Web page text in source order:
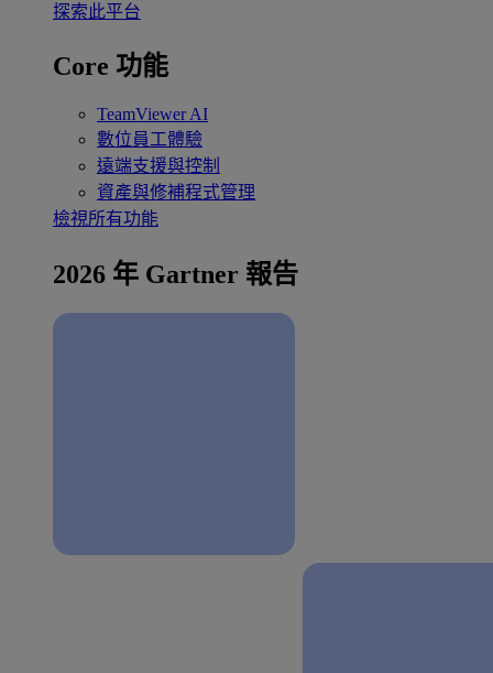
探索此平台
Core 功能
TeamViewer AI
數位員工體驗
遠端支援與控制
資產與修補程式管理
檢視所有功能
2026 年 Gartner 報告